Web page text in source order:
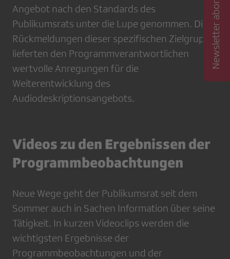
Angebot nach den Standards des
Publikumsrats unter die Lupe genommen. Die
Rückmeldungen dieser spezifischen Zielgruppe
lieferten den Programmverantwortlichen
wertvolle Anregungen für die
Weiterentwicklung des
Audiodeskriptionsangebots.
Videos zu den Ergebnissen der
Programmbeobachtungen
Neue Wege geht der Publikumsrat seit dem
Sommer auch in Sachen Information über seine
Tätigkeit. In kurzen Videoclips werden die
wichtigsten Ergebnisse der
Programmbeobachtungen und der